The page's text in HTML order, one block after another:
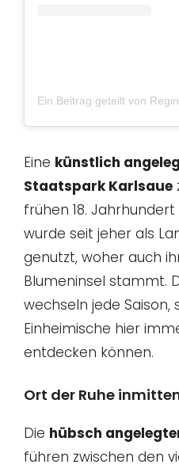
Ein Beitrag geteilt von
Eine künstlich
Staatspark Karlsaue
frühen 18. Jahrhundert
wurde seit jeher als
genutzt, woher auch
Blumeninsel stammt.
wechseln jede Saison,
Einheimische hier
entdecken können.
Ort der Ruhe
Die hübsch
führen zwischen den